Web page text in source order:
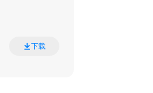
下载